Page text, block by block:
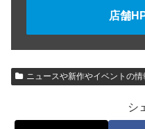
店舗
ニュースや新作やイベントの情
シ